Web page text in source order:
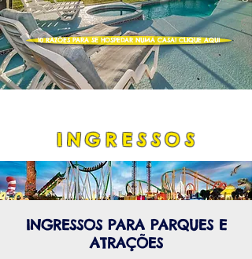
10 RAZÕES PARA SE HOSPEDAR NUMA CASA! CLIQUE AQUI
INGRESSOS
INGRESSOS PARA PARQUES E
ATRAÇÕES